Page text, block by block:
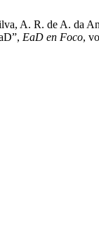
A. R. de A. da
EaD en Foco,